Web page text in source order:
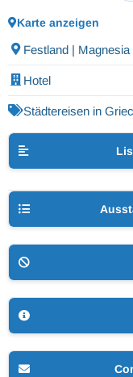
Karte anzeigen
Festland | Magnesia
Hotel
Städtereisen in